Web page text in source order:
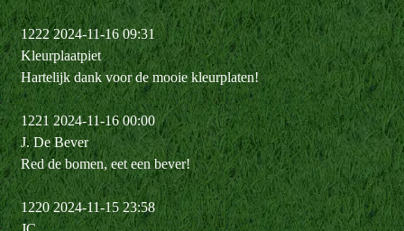
1222 2024-11-16 09:31
Kleurplaatpiet
Hartelijk dank voor de mooie kleurplaten!
1221 2024-11-16 00:00
J. De Bever
Red de bomen, eet een bever!
1220 2024-11-15 23:58